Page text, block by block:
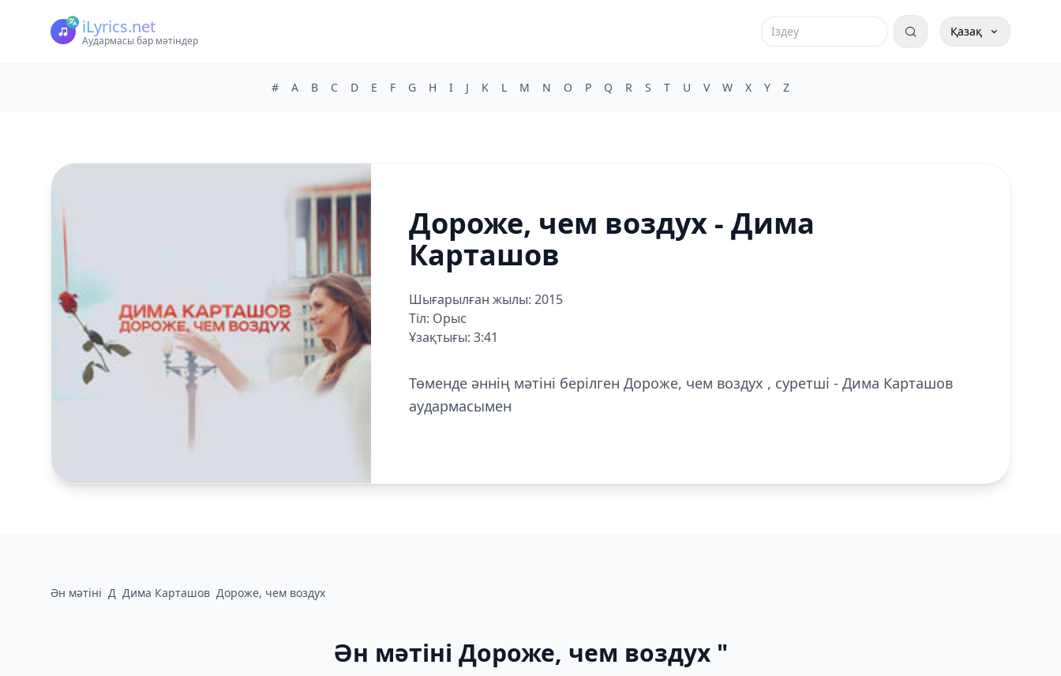
iLyrics.net
Аудармасы бар мәтіндер
Қазақ
# A B C D E F G H I J K L M N O P Q R S T U V W X Y Z
Дороже, чем воздух - Дима
Карташов
Шығарылған жылы: 2015
Тіл: Орыс
Ұзақтығы: 3:41
Төменде әннің мәтіні берілген Дороже, чем воздух , суретші - Дима Карташов
аудармасымен
Ән мәтіні Д Дима Карташов Дороже, чем воздух
Ән мәтіні Дороже, чем воздух "